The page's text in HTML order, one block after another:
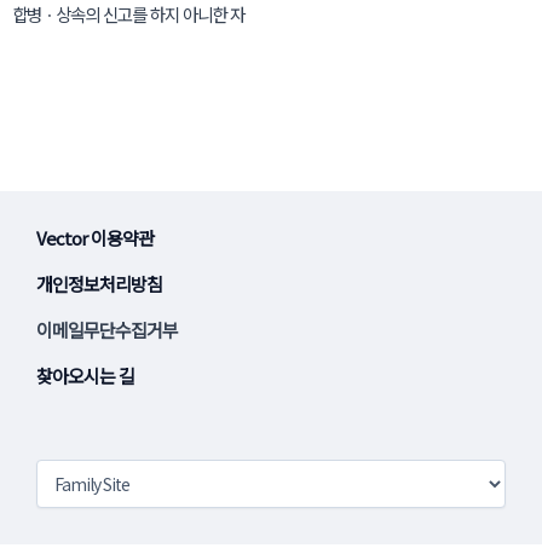
합병ㆍ상속의 신고를 하지 아니한 자
Vector 이용약관
개인정보처리방침
이메일무단수집거부
찾아오시는 길